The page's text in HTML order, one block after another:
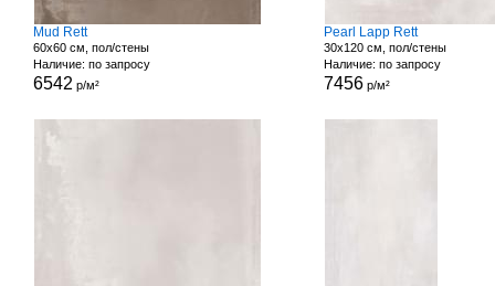
Mud Rett
60x60 см, пол/стены
Наличие: по запросу
6542 р/м²
Pearl Lapp Rett
30x120 см, пол/стены
Наличие: по запросу
7456 р/м²